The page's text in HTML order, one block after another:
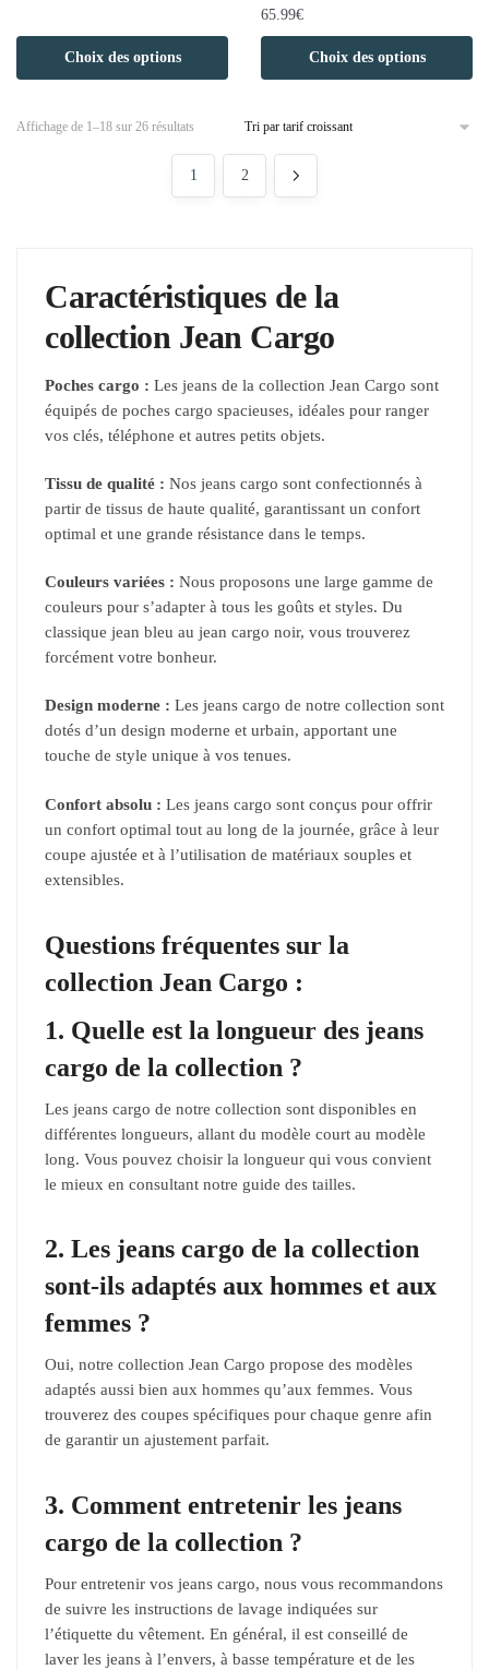
Choix des options
65.99€
Choix des options
Affichage de 1–18 sur 26 résultats
1 2
Caractéristiques de la
collection Jean Cargo
Poches cargo : Les jeans de la collection Jean Cargo sont
équipés de poches cargo spacieuses, idéales pour ranger
vos clés, téléphone et autres petits objets.
Tissu de qualité : Nos jeans cargo sont confectionnés à
partir de tissus de haute qualité, garantissant un confort
optimal et une grande résistance dans le temps.
Couleurs variées : Nous proposons une large gamme de
couleurs pour s’adapter à tous les goûts et styles. Du
classique jean bleu au jean cargo noir, vous trouverez
forcément votre bonheur.
Design moderne : Les jeans cargo de notre collection sont
dotés d’un design moderne et urbain, apportant une
touche de style unique à vos tenues.
Confort absolu : Les jeans cargo sont conçus pour offrir
un confort optimal tout au long de la journée, grâce à leur
coupe ajustée et à l’utilisation de matériaux souples et
extensibles.
Questions fréquentes sur la
collection Jean Cargo :
1. Quelle est la longueur des jeans
cargo de la collection ?
Les jeans cargo de notre collection sont disponibles en
différentes longueurs, allant du modèle court au modèle
long. Vous pouvez choisir la longueur qui vous convient
le mieux en consultant notre guide des tailles.
2. Les jeans cargo de la collection
sont-ils adaptés aux hommes et aux
femmes ?
Oui, notre collection Jean Cargo propose des modèles
adaptés aussi bien aux hommes qu’aux femmes. Vous
trouverez des coupes spécifiques pour chaque genre afin
de garantir un ajustement parfait.
3. Comment entretenir les jeans
cargo de la collection ?
Pour entretenir vos jeans cargo, nous vous recommandons
de suivre les instructions de lavage indiquées sur
l’étiquette du vêtement. En général, il est conseillé de
laver les jeans à l’envers, à basse température et de les